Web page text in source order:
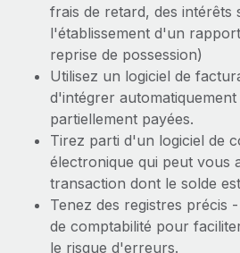
frais de retard, des intérêts
l'établissement d'un
reprise de possession)
Utilisez un logiciel de
d'intégrer
partiellement payées.
Tirez parti d'un logiciel de
électronique qui peut vous
transaction dont le solde
Tenez des registres précis
de comptabilité pour
le risque d'erreurs.